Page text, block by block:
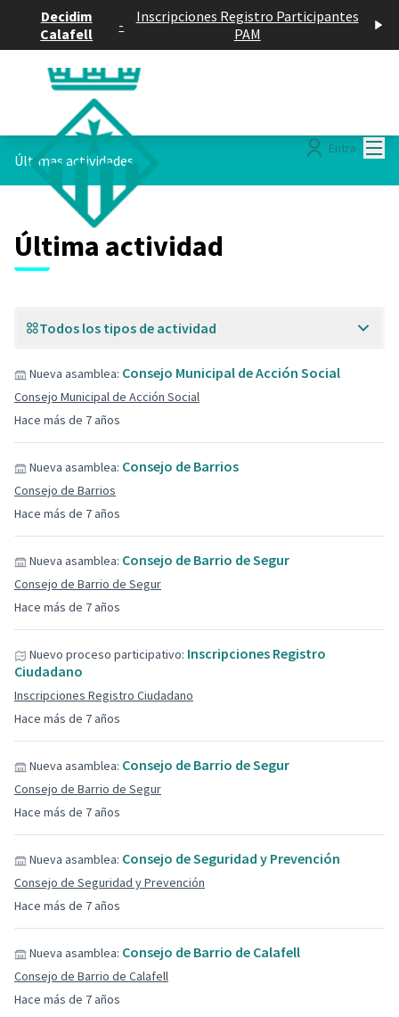
Decidim
Calafell
-
Inscripciones Registro Participantes
PAM
Entra
Últimas actividades
Última actividad
Todos los tipos de actividad
Hace más de 7 años
Nueva asamblea: Consejo Municipal de Acción Social
Consejo Municipal de Acción Social
Hace más de 7 años
Nueva asamblea: Consejo de Barrios
Consejo de Barrios
Hace más de 7 años
Nueva asamblea: Consejo de Barrio de Segur
Consejo de Barrio de Segur
Hace más de 7 años
Nuevo proceso participativo: Inscripciones Registro
Ciudadano
Inscripciones Registro Ciudadano
Hace más de 7 años
Nueva asamblea: Consejo de Barrio de Segur
Consejo de Barrio de Segur
Hace más de 7 años
Nueva asamblea: Consejo de Seguridad y Prevención
Consejo de Seguridad y Prevención
Hace más de 7 años
Nueva asamblea: Consejo de Barrio de Calafell
Consejo de Barrio de Calafell